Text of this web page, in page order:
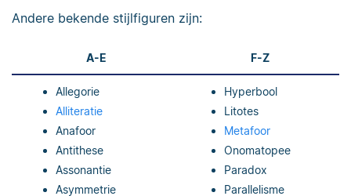
Andere bekende stijlfiguren zijn:
A-E F-Z
Allegorie
Alliteratie
Anafoor
Antithese
Assonantie
Asymmetrie
Hyperbool
Litotes
Metafoor
Onomatopee
Paradox
Parallelisme